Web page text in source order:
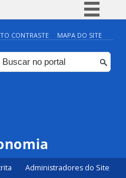
Simplifique!
Comunica BR
Participe
CONTRASTE MAPA DO SITE
Administradores do Site